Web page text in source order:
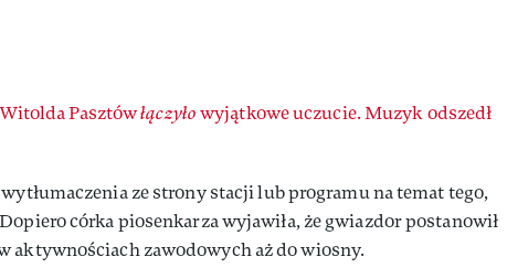
Pasztówłączyłowyjątkowe uczucie. Muzyk odszedł
ze strony stacji lub programu na temat tego,
córka piosenkarza wyjawiła, że gwiazdor postanowił
aktywnościach zawodowych aż do wiosny.